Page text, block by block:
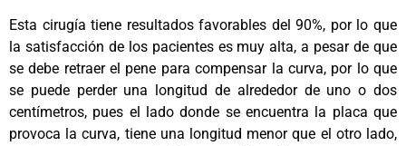
Esta cirugía tiene resultados favorables del 90%, por lo que
la satisfacción de los pacientes es muy alta, a pesar de que
se debe retraer el pene para compensar la curva, por lo que
se puede perder una longitud de alrededor de uno o dos
centímetros, pues el lado donde se encuentra la placa que
provoca la curva, tiene una longitud menor que el otro lado,